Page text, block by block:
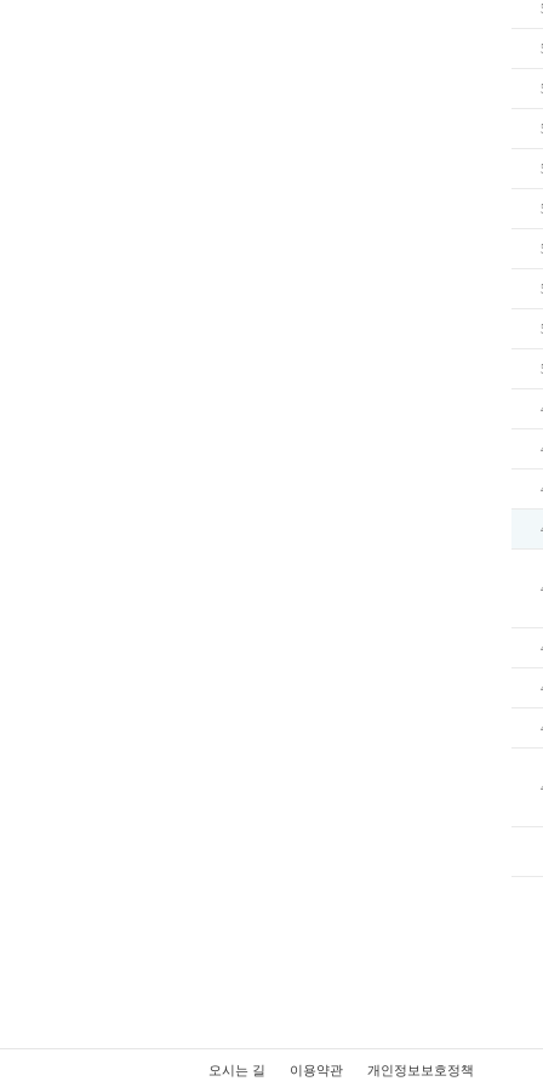
오시는 길 이용약관 개인정보보호정책